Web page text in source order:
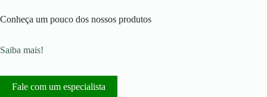
Conheça um pouco dos nossos produtos
Saiba mais!
Fale com um especialista